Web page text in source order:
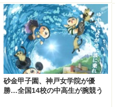
砂金甲子園、神戸女学院が優
勝…全国14校の中高生が腕競う